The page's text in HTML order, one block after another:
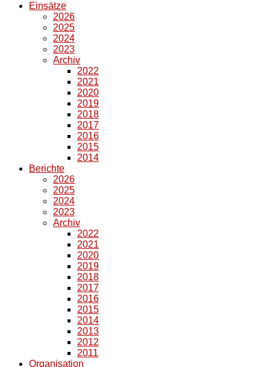
Einsätze
2026
2025
2024
2023
Archiv
2022
2021
2020
2019
2018
2017
2016
2015
2014
Berichte
2026
2025
2024
2023
Archiv
2022
2021
2020
2019
2018
2017
2016
2015
2014
2013
2012
2011
Organisation